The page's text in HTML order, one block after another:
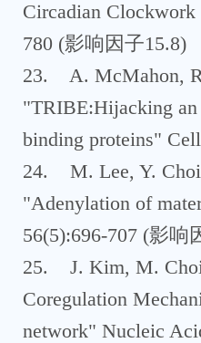
Circadian
780 (影响因子15.8)
23. A. McMahon,
"TRIBE:Hijacking
binding proteins"
24. M. Lee, Y.
"Adenylation of
56(5):696-707 (影响
25. J. Kim, M.
Coregulation
network" Nucleic